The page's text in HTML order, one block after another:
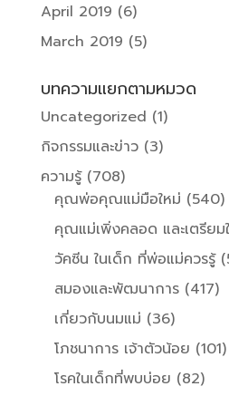
April 2019 (6)
March 2019 (5)
บทความแยกตามหมวด
Uncategorized (1)
กิจกรรมและข่าว(3)
ความรู้(708)
คุณพ่อคุณแม่มือใหม่ (540)
คุณแม่เพิ่งคลอด และเตรียม
วัคซีน ในเด็ก ที่พ่อแม่ควรรู้
สมองและพัฒนาการ(417)
เกี่ยวกับนมแม่ (36)
โภชนาการ เจ้าตัวน้อย (101)
โรคในเด็กที่พบบ่อย (82)